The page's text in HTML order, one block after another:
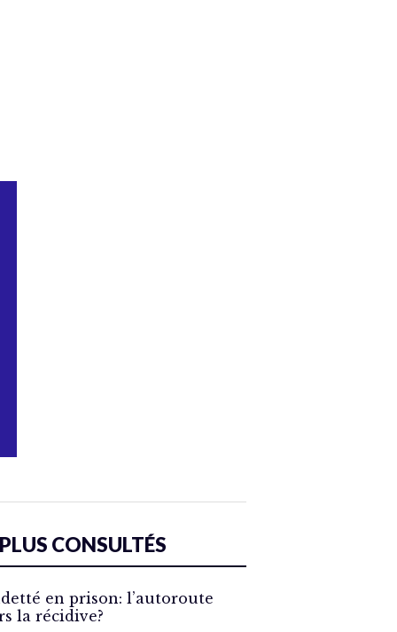
CONSULTÉS
en prison: l’autoroute
la récidive?